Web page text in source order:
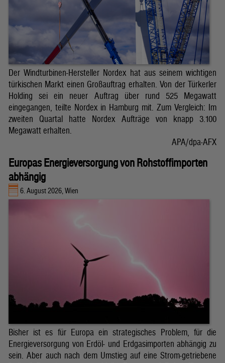
Der Windturbinen-Hersteller Nordex hat aus seinem wichtigen
türkischen Markt einen Großauftrag erhalten. Von der Türkerler
Holding sei ein neuer Auftrag über rund 525 Megawatt
eingegangen, teilte Nordex in Hamburg mit. Zum Vergleich: Im
zweiten Quartal hatte Nordex Aufträge von knapp 3.100
Megawatt erhalten.
APA/dpa-AFX
Europas Energieversorgung von Rohstoffimporten
abhängig
6. August 2026, Wien
Bisher ist es für Europa ein strategisches Problem, für die
Energieversorgung von Erdöl- und Erdgasimporten abhängig zu
sein. Aber auch nach dem Umstieg auf eine Strom-getriebene